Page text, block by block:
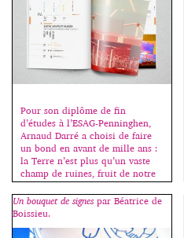
aussi l’adaptation de chacun
[…]
Pour son diplôme de fin
d’études à l’ESAG-Penninghen,
Arnaud Darré a choisi de faire
un bond en avant de mille ans :
la Terre n’est plus qu’un vaste
champ de ruines, fruit de notre
création. Un monde oublié dans
le temps et l’espace… Presque
oublié. Venus du fin fond du
Un bouquet de signes par Béatrice de
Boissieu.